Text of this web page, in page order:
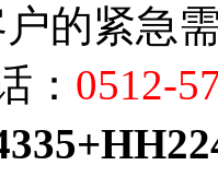
的紧急
： 0512-